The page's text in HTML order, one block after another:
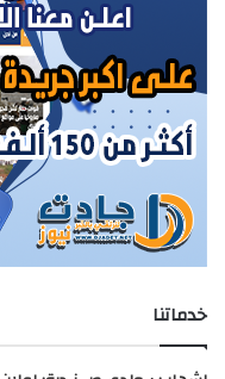
خدماتنا